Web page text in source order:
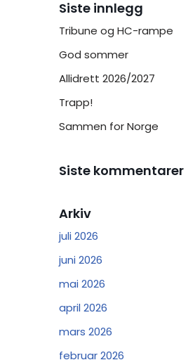
Siste innlegg
Tribune og HC-rampe
God sommer
Allidrett 2026/2027
Trapp!
Sammen for Norge
Siste kommentarer
Arkiv
juli 2026
juni 2026
mai 2026
april 2026
mars 2026
februar 2026